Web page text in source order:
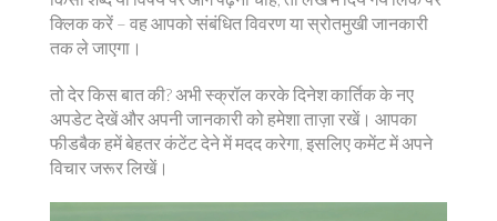
क्लिक करें – वह आपको संबंधित विवरण या स्रोतमुखी जानकारी
तक ले जाएगा।
तो देर किस बात की? अभी स्क्रॉल करके दिनेश कार्तिक के नए
अपडेट देखें और अपनी जानकारी को हमेशा ताज़ा रखें। आपका
फीडबैक हमें बेहतर कंटेंट देने में मदद करेगा, इसलिए कमेंट में अपने
विचार जरूर लिखें।